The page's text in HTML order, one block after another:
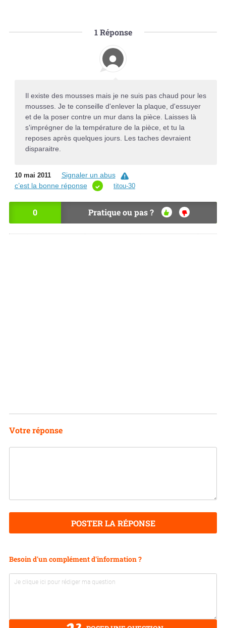
1Réponse
Il existe des mousses mais je ne suis pas chaud pour les
mousses. Je te conseille d'enlever la plaque, d'essuyer
et de la poser contre un mur dans la pièce. Laisses là
s'imprégner de la température de la pièce, et tu la
reposes après quelques jours. Les taches devraient
disparaitre.
10 mai 2011
Signaler un abus
c’est la bonne réponse
titou-30
0 Pratique ou pas ?
OU
I
NO
Votre réponse
POSTER LA RÉPONSE
Besoin d'un complément d'information ?